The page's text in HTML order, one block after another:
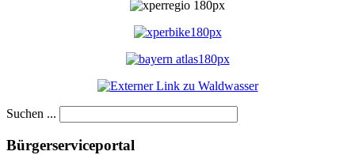
Suchen ...
Bürgerserviceportal